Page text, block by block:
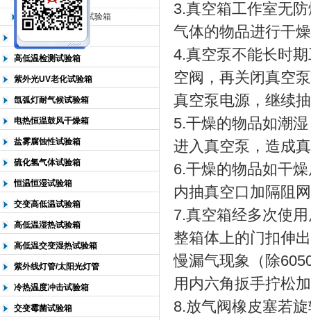
北京中科环试仪器有限公司
QL-0*型臭氧老化试验箱
低温恒温试验箱
高低温检测试验箱
紫外光UV老化试验箱
氙弧灯耐气候试验箱
电热恒温鼓风干燥箱
盐雾腐蚀性试验箱
硫化氢气体试验箱
恒温恒湿试验箱
交变高低温试验箱
高低温湿热试验箱
高低温交变湿热试验箱
紫外线灯管/太阳光灯管
冷热温度冲击试验箱
交变霉菌试验箱
3.真空箱工作室无
气体的物品进行干
4.真空泵不能长时
空阀，再关闭真空
真空泵电源，继续
5.干燥的物品如潮
进入真空泵，造成
6.干燥的物品如干
内抽真空口加隔阻
7.真空箱经多次使
整箱体上的门扣伸
慢漏气现象（除
用内六角扳手拧松
8.放气阀橡皮塞若